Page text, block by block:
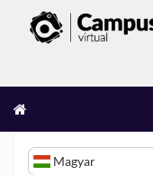
Magyar